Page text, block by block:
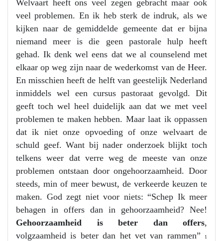
Welvaart heeft ons veel zegen gebracht maar ook
veel problemen. En ik heb sterk de indruk, als we
kijken naar de gemiddelde gemeente dat er bijna
niemand meer is die geen pastorale hulp heeft
gehad. Ik denk wel eens dat we al counselend met
elkaar op weg zijn naar de wederkomst van de Heer.
En misschien heeft de helft van geestelijk Nederland
inmiddels wel een cursus pastoraat gevolgd. Dit
geeft toch wel heel duidelijk aan dat we met veel
problemen te maken hebben. Maar laat ik oppassen
dat ik niet onze opvoeding of onze welvaart de
schuld geef. Want bij nader onderzoek blijkt toch
telkens weer dat verre weg de meeste van onze
problemen ontstaan door ongehoorzaamheid. Door
steeds, min of meer bewust, de verkeerde keuzen te
maken. God zegt niet voor niets: “Schep Ik meer
behagen in offers dan in gehoorzaamheid? Nee!
Gehoorzaamheid is beter dan offers,
volgzaamheid is beter dan het vet van rammen”
1